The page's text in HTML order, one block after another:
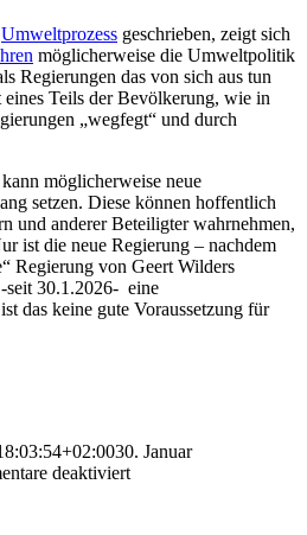
Umweltprozess geschrieben, zeigt sich
möglicherweise die Umweltpolitik
Regierungen das von sich aus tun
Teils der Bevölkerung, wie in
„wegfegt“ und durch
kann möglicherweise neue
setzen. Diese können hoffentlich
und anderer Beteiligter wahrnehmen,
ist die neue Regierung – nachdem
Regierung von Geert Wilders
seit 30.1.2026- eine
das keine gute Voraussetzung für
30. Januar
deaktiviertfür